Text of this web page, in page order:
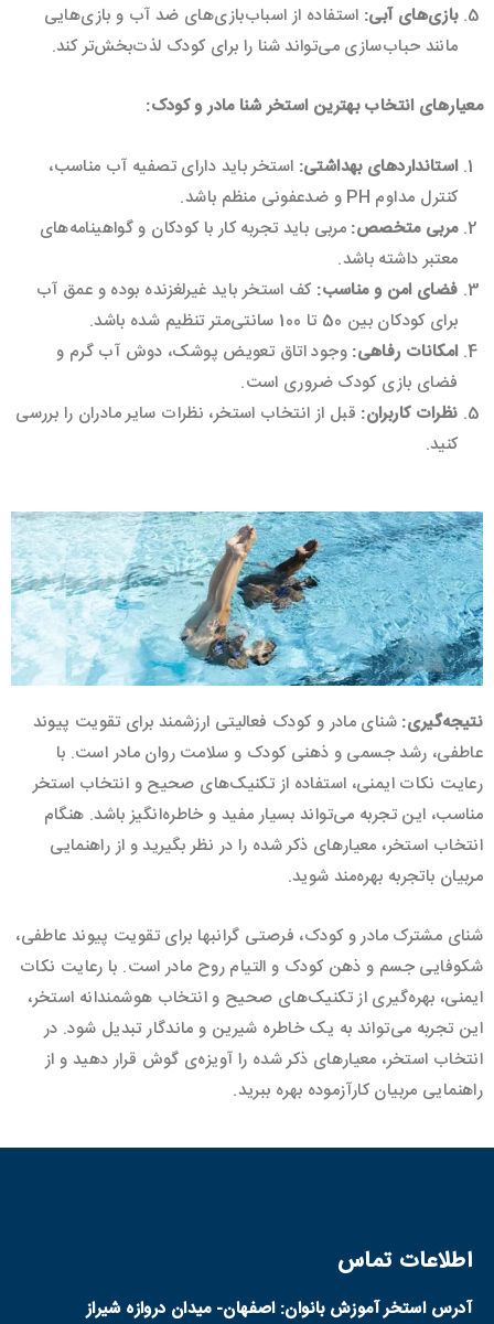
بازی‌های آبی: استفاده از اسباب‌بازی‌های ضد آب و بازی‌هایی
مانند حباب‌سازی می‌تواند شنا را برای کودک لذت‌بخش‌تر کند.
معیارهای انتخاب بهترین استخر شنا مادر و کودک:
استانداردهای بهداشتی: استخر باید دارای تصفیه آب مناسب،
کنترل مداوم PH و ضدعفونی منظم باشد.
مربی متخصص: مربی باید تجربه کار با کودکان و گواهینامه‌های
معتبر داشته باشد.
فضای امن و مناسب: کف استخر باید غیرلغزنده بوده و عمق آب
برای کودکان بین 50 تا 100 سانتی‌متر تنظیم شده باشد.
امکانات رفاهی: وجود اتاق تعویض پوشک، دوش آب گرم و
فضای بازی کودک ضروری است.
نظرات کاربران: قبل از انتخاب استخر، نظرات سایر مادران را بررسی
کنید.
نتیجه‌گیری: شنای مادر و کودک فعالیتی ارزشمند برای تقویت پیوند
عاطفی، رشد جسمی و ذهنی کودک و سلامت روان مادر است. با
رعایت نکات ایمنی، استفاده از تکنیک‌های صحیح و انتخاب استخر
مناسب، این تجربه می‌تواند بسیار مفید و خاطره‌انگیز باشد. هنگام
انتخاب استخر، معیارهای ذکر شده را در نظر بگیرید و از راهنمایی
مربیان باتجربه بهره‌مند شوید.
شنای مشترک مادر و کودک، فرصتی گرانبها برای تقویت پیوند عاطفی،
شکوفایی جسم و ذهن کودک و التیام روح مادر است. با رعایت نکات
ایمنی، بهره‌گیری از تکنیک‌های صحیح و انتخاب هوشمندانه استخر،
این تجربه می‌تواند به یک خاطره شیرین و ماندگار تبدیل شود. در
انتخاب استخر، معیارهای ذکر شده را آویزه‌ی گوش قرار دهید و از
راهنمایی مربیان کارآزموده بهره ببرید.
اطلاعات تماس
آدرس استخر آموزش بانوان: اصفهان- میدان دروازه شیراز